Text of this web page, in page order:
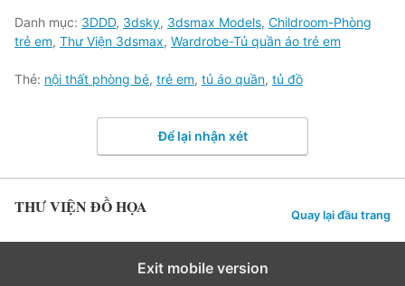
Danh mục: 3DDD, 3dsky, 3dsmax Models, Childroom-Phòng
trẻ em, Thư Viện 3dsmax, Wardrobe-Tủ quần áo trẻ em
Thẻ: nội thất phòng bé, trẻ em, tủ áo quần, tủ đồ
Để lại nhận xét
THƯ VIỆN ĐỒ HỌA Quay lại đầu trang
Exit mobile version